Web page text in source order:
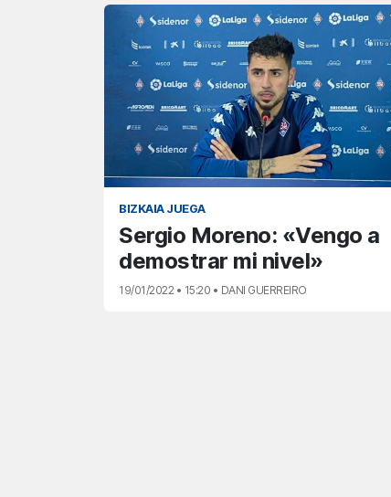
BIZKAIA JUEGA
Sergio Moreno: «Vengo a
demostrar mi nivel»
19/01/2022 • 15:20 • DANI GUERREIRO